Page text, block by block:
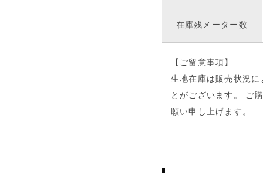
在庫残メーター数
【ご留意事項】
生地在庫は販売状況
とがございます。 ご
願い申し上げます。